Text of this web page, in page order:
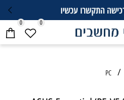
התקשרו עכשיו
0 0
/